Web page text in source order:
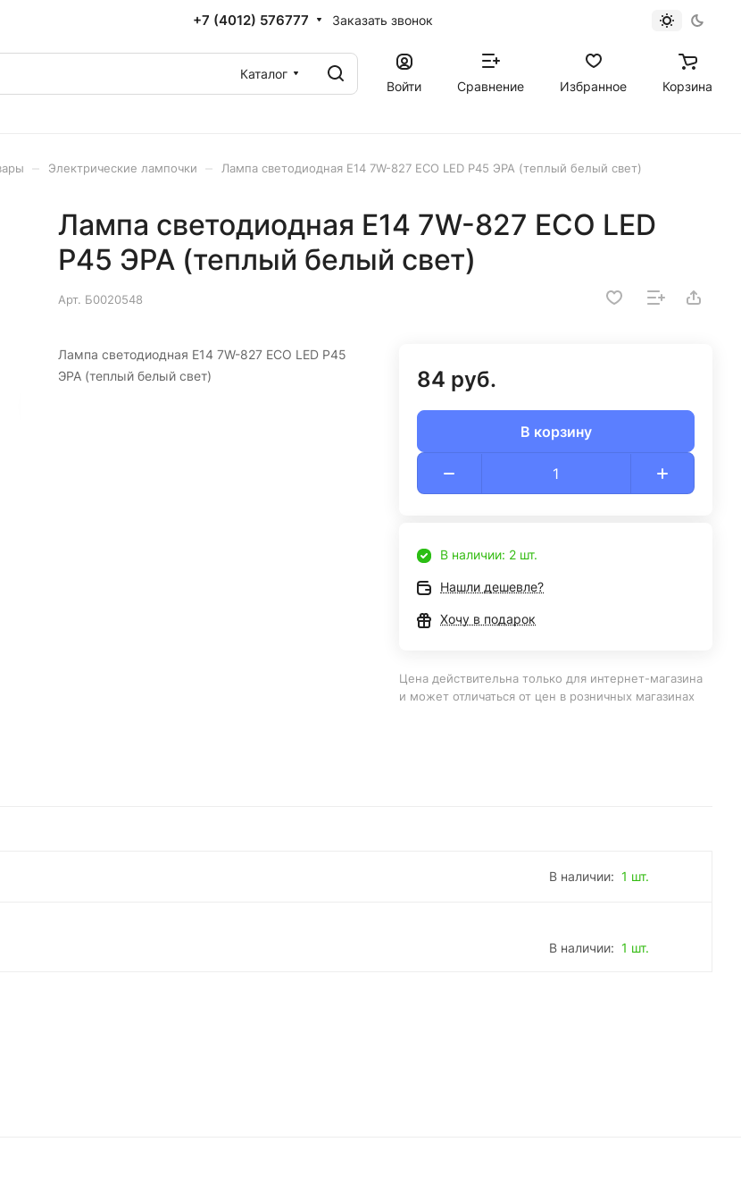
+7 (4012) 576777 Заказать звонок
Каталог
Войти
Сравнение Избранное Корзина
Электрические лампочки Лампа светодиодная E14 7W-827 ECO LED P45 ЭРА (теплый белый свет)
Лампа светодиодная E14 7W-827 ECO LED
P45 ЭРА (теплый белый свет)
Арт. Б0020548
Лампа светодиодная E14 7W-827 ECO LED P45
ЭРА (теплый белый свет)
84 руб.
В корзину
В наличии: 2 шт.
Нашли дешевле?
Хочу в подарок
Цена действительна только для интернет-магазина
и может отличаться от цен в розничных магазинах
В наличии: 1 шт.
В наличии: 1 шт.